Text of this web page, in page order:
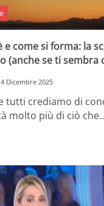
e come si forma: la
(anche se ti sembra
4 Dicembre 2025
tutti crediamo di
molto più di ciò